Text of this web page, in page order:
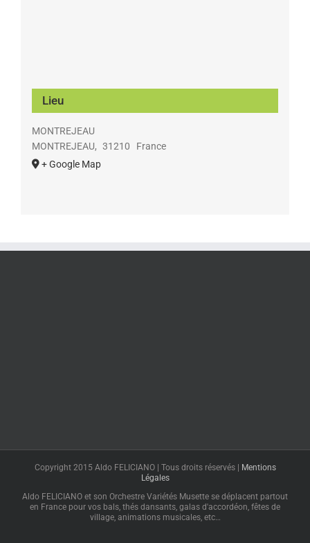
Lieu
MONTREJEAU
MONTREJEAU, 31210
France
+ Google Map
Copyright 2015 Aldo FELICIANO | Tous droits réservés |
Mentions
Légales
Aldo FELICIANO et son Orchestre Variétés Musette se déplacent partout
en France pour vos bals, thés dansants, galas d'accordéon, fêtes de
village, animations musicales, etc…